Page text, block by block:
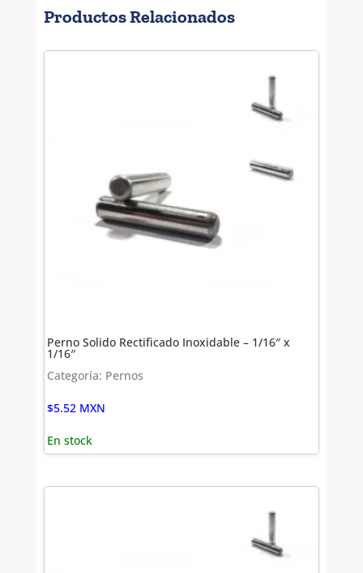
100
Productos Relacionados
Perno Solido Rectificado Inoxidable – 1/16″ x
1/16″
Categoría: Pernos
$5.52 MXN
En stock